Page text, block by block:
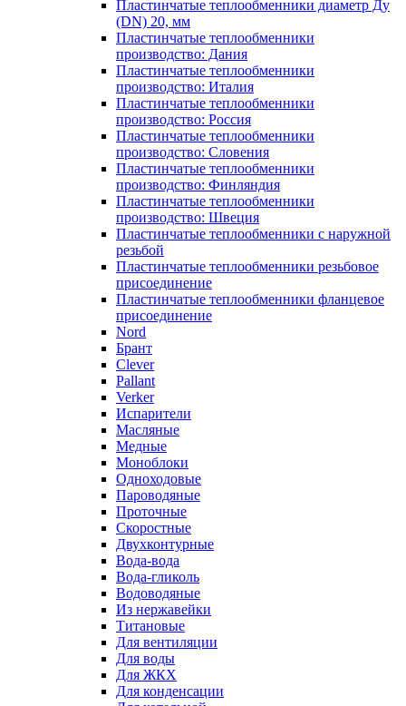
Пластинчатые теплообменники диаметр Ду
(DN) 20, мм
Пластинчатые теплообменники
производство: Дания
Пластинчатые теплообменники
производство: Италия
Пластинчатые теплообменники
производство: Россия
Пластинчатые теплообменники
производство: Словения
Пластинчатые теплообменники
производство: Финляндия
Пластинчатые теплообменники
производство: Швеция
Пластинчатые теплообменники с наружной
резьбой
Пластинчатые теплообменники резьбовое
присоединение
Пластинчатые теплообменники фланцевое
присоединение
Nord
Брант
Clever
Pallant
Verker
Испарители
Масляные
Медные
Моноблоки
Одноходовые
Пароводяные
Проточные
Скоростные
Двухконтурные
Вода-вода
Вода-гликоль
Водоводяные
Из нержавейки
Титановые
Для вентиляции
Для воды
Для ЖКХ
Для конденсации